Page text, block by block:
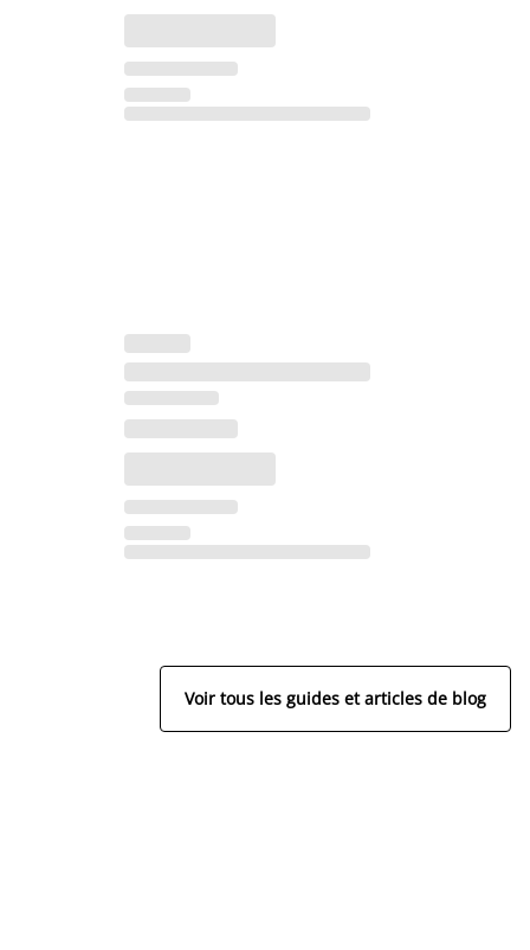
Voir tous les guides et articles de blog